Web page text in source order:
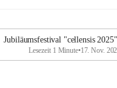
Jubiläumsfestival "cellensis
Lesezeit 1 Minute•17. Nov.